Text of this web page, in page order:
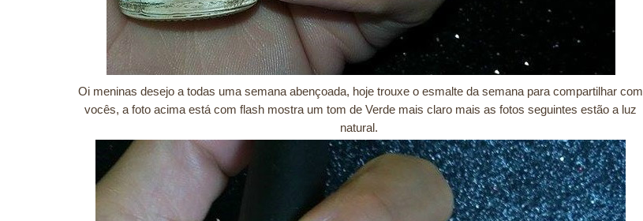
Oi meninas desejo a todas uma semana abençoada, hoje trouxe o esmalte da semana para compartilhar com
vocês, a foto acima está com flash mostra um tom de Verde mais claro mais as fotos seguintes estão a luz
natural.